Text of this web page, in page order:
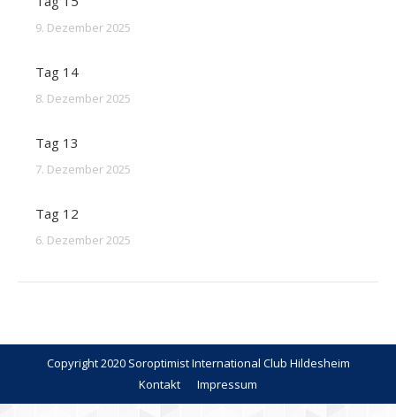
9. Dezember 2025
Tag 14
8. Dezember 2025
Tag 13
7. Dezember 2025
Tag 12
6. Dezember 2025
Copyright 2020 Soroptimist International Club Hildesheim
Kontakt
Impressum